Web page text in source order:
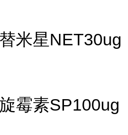
米星NET30ug
霉素SP100ug